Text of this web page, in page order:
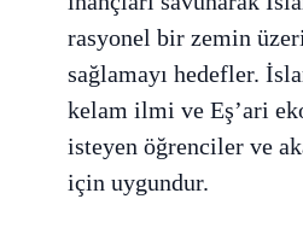
rasyonel bir zemin
sağlamayı hedefler.
kelam ilmi ve Eş’ari
isteyen öğrenciler ve
için uygundur.